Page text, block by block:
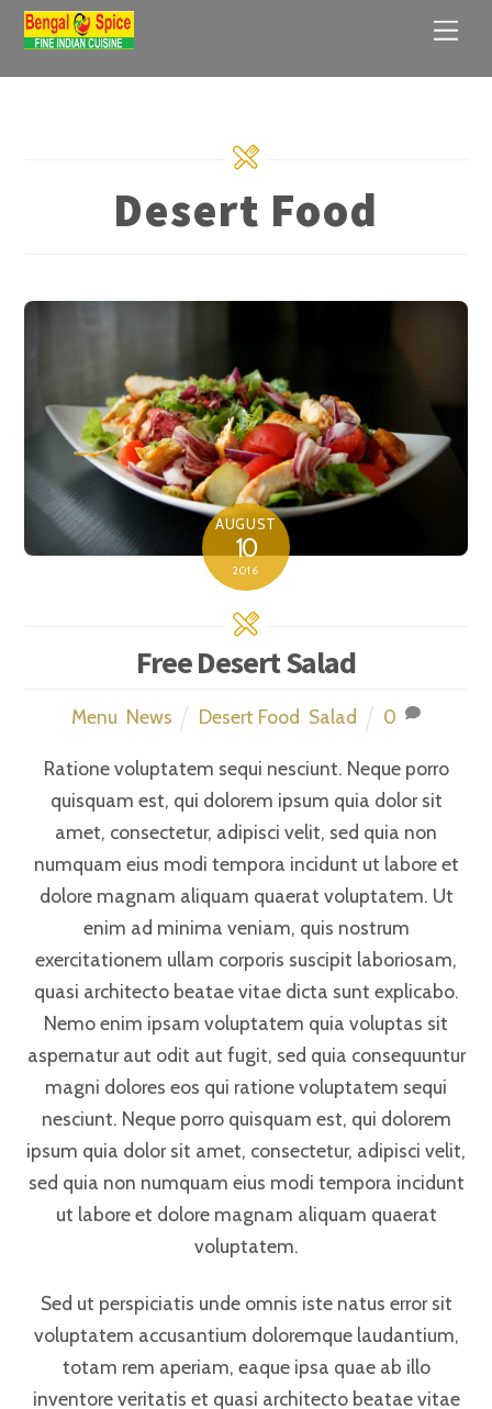
Skip
content
Desert Food
AUGUST
10
2016
Free Desert Salad
Menu News Desert Food Salad 0
Ratione voluptatem sequi nesciunt. Neque porro
quisquam est, qui dolorem ipsum quia dolor sit
amet, consectetur, adipisci velit, sed quia non
numquam eius modi tempora incidunt ut labore et
dolore magnam aliquam quaerat voluptatem. Ut
enim ad minima veniam, quis nostrum
exercitationem ullam corporis suscipit laboriosam,
quasi architecto beatae vitae dicta sunt explicabo.
Nemo enim ipsam voluptatem quia voluptas sit
aspernatur aut odit aut fugit, sed quia consequuntur
magni dolores eos qui ratione voluptatem sequi
nesciunt. Neque porro quisquam est, qui dolorem
ipsum quia dolor sit amet, consectetur, adipisci velit,
sed quia non numquam eius modi tempora incidunt
ut labore et dolore magnam aliquam quaerat
voluptatem.
Sed ut perspiciatis unde omnis iste natus error sit
voluptatem accusantium doloremque laudantium,
totam rem aperiam, eaque ipsa quae ab illo
inventore veritatis et quasi architecto beatae vitae